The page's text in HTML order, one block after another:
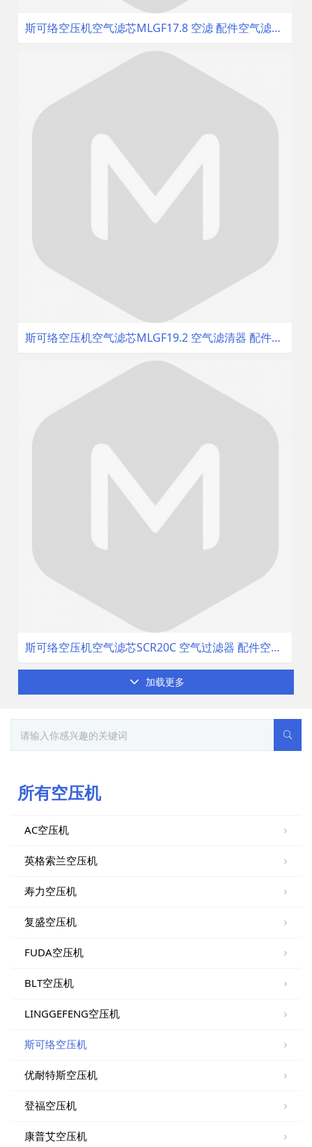
斯可络空压机空气滤芯MLGF17.8 空滤 配件空气滤清器 空气过滤器
斯可络空压机空气滤芯MLGF19.2 空气滤清器 配件空滤 空气过滤器
斯可络空压机空气滤芯SCR20C 空气过滤器 配件空滤 空气滤清器
加载更多
所有空压机
AC空压机
英格索兰空压机
寿力空压机
复盛空压机
FUDA空压机
BLT空压机
LINGGEFENG空压机
斯可络空压机
优耐特斯空压机
登福空压机
康普艾空压机